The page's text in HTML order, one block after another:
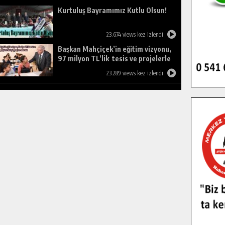
Kurtuluş Bayramımız Kutlu Olsun!
23.674 views kez izlendi
Başkan Mahçiçek’in eğitim vizyonu,
97 milyon TL’lik tesis ve projelerle
23.289 views kez izlendi